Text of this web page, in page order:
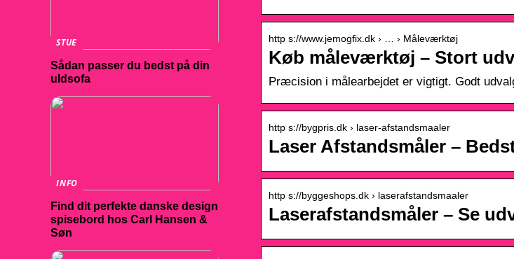
http s://www.jemogfix.dk › … › Måleværktøj
Køb måleværktøj – Stort
Præcision i målearbejdet er vigtigt. Godt
http s://bygpris.dk › laser-afstandsmaaler
Laser Afstandsmåler –
http s://byggeshops.dk › laserafstandsmaaler
Laserafstandsmåler – Se
STUE
Sådan passer du bedst på din
uldsofa
INFO
Find dit perfekte danske design
spisebord hos Carl Hansen &
Søn